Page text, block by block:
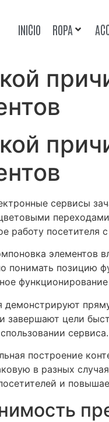
INICIO ROPA
сервисы
работу посетителя
элементов
понимать позицию
демонстрируют
завершают цели
сервиса.
построение
в разных
и